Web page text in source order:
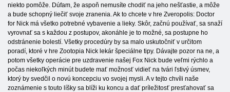
niekto pomôže. Dúfam, že aspoň nemusíte chodiť na jeho nešťastie, a môže
a bude schopný liečiť svoje zranenia. Ak to chcete v hre Zveropolis: Doctor
for Nick má všetko potrebné vybavenie a lieky. Skôr, začnú používať, sa snaží
vyrovnať sa s každou z postupov, akonáhle je to možné, sa postupne ho
odstránenie bolestí. Všetky procedúry by sa malo uskutočniť v určitom
poradí, ktoré v hre Zootopia Nick lekár špeciálne tipy. Dávajte pozor na ne, a
potom všetky operácie pre uzdravenie našej Fox Nick bude veľmi rýchlo a
počas niekoľkých minút budete mať možnosť vidieť na tvári ľstivý úsmev,
ktorý by svedčil o novú koncepciu vo svojej mysli. A v tejto chvíli naše
zoznámenie s touto líšky sa blíži ku koncu a dať príležitosť presťahovať sa